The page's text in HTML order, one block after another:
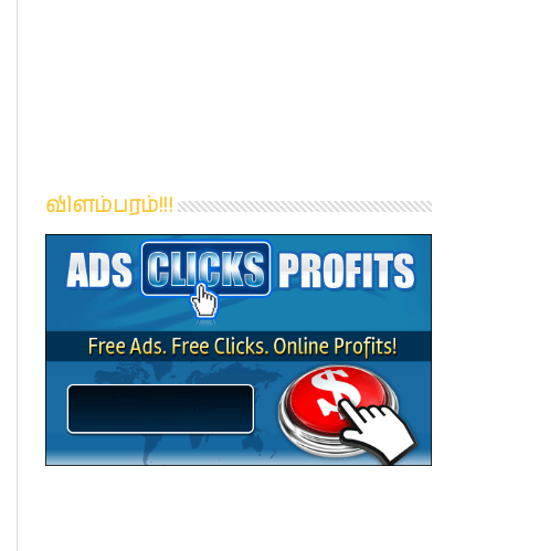
விளம்பரம்!!!